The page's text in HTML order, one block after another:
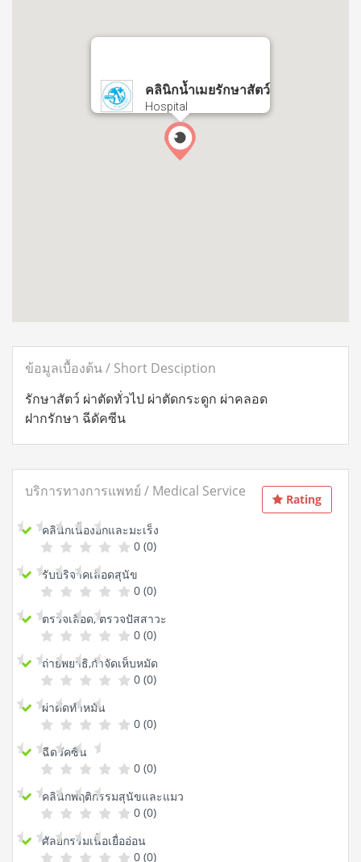
คลินิกน้ำเมยรักษาสัตว์
Hospital
ข้อมูลเบื้องต้น / Short Desciption
รักษาสัตว์ ผ่าตัดทั่วไป ผ่าตัดกระดูก ผ่าคลอด
ฝากรักษา ฉีดัคซีน
Rating
บริการทางการแพทย์ / Medical Service
คลินิกเนื้องอกและมะเร็ง
0 (0)
รับบริจาคเลือดสุนัข
0 (0)
ตรวจเลือด, ตรวจปัสสาวะ
0 (0)
ถ่ายพยาธิ,กำจัดเห็บหมัด
0 (0)
ผ่าตัดทำหมัน
0 (0)
ฉีดวัคซีน
0 (0)
คลินิกพฤติกรรมสุนัขและแมว
0 (0)
ศัลยกรรมเนื้อเยื่ออ่อน
0 (0)